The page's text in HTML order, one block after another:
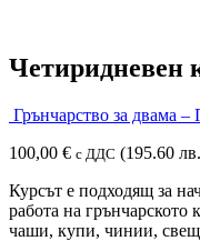
Четиридневен
Грънчарствo за двама
100,00 € с ДДС (195.60
Курсът е подходящ за
работа на
чаши, купи, чинии,